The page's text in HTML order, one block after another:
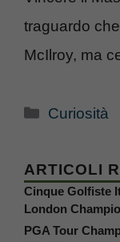
traguardo
McIlroy, ma
Categorie
Curiosità
ARTICOLI
Cinque Golfiste
London
PGA Tour